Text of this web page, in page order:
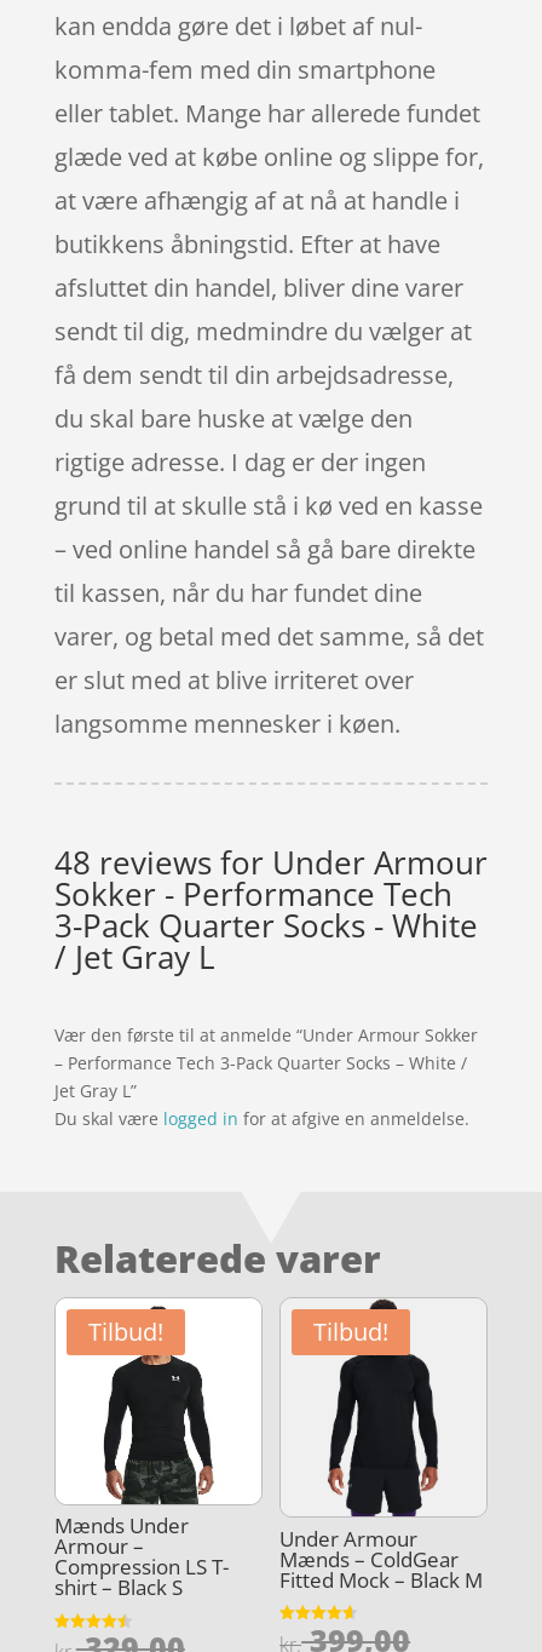
kan endda gøre det i løbet af nul-
komma-fem med din smartphone
eller tablet. Mange har allerede fundet
glæde ved at købe online og slippe for,
at være afhængig af at nå at handle i
butikkens åbningstid. Efter at have
afsluttet din handel, bliver dine varer
sendt til dig, medmindre du vælger at
få dem sendt til din arbejdsadresse,
du skal bare huske at vælge den
rigtige adresse. I dag er der ingen
grund til at skulle stå i kø ved en kasse
– ved online handel så gå bare direkte
til kassen, når du har fundet dine
varer, og betal med det samme, så det
er slut med at blive irriteret over
langsomme mennesker i køen.
48 reviews for Under Armour
Sokker - Performance Tech
3-Pack Quarter Socks - White
/ Jet Gray L
Vær den første til at anmelde “Under Armour Sokker
– Performance Tech 3-Pack Quarter Socks – White /
Jet Gray L”
Du skal være logged in for at afgive en anmeldelse.
Relaterede varer
Tilbud!
Mænds Under
Armour –
Compression LS T-
shirt – Black S
Vurderet
Tilbud!
Under Armour
Mænds – ColdGear
Fitted Mock – Black M
Vurderet
4.6
kr.399,00Den